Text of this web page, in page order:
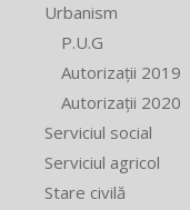
Urbanism
P.U.G
Autorizații 2019
Autorizații 2020
Serviciul social
Serviciul agricol
Stare civilă